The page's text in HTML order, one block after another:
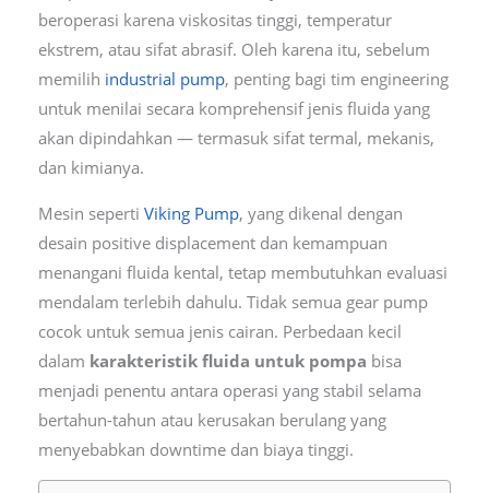
beroperasi karena viskositas tinggi, temperatur
ekstrem, atau sifat abrasif. Oleh karena itu, sebelum
memilih industrial pump, penting bagi tim engineering
untuk menilai secara komprehensif jenis fluida yang
akan dipindahkan — termasuk sifat termal, mekanis,
dan kimianya.
Mesin seperti Viking Pump, yang dikenal dengan
desain positive displacement dan kemampuan
menangani fluida kental, tetap membutuhkan evaluasi
mendalam terlebih dahulu. Tidak semua gear pump
cocok untuk semua jenis cairan. Perbedaan kecil
dalam karakteristik fluida untuk pompa bisa
menjadi penentu antara operasi yang stabil selama
bertahun-tahun atau kerusakan berulang yang
menyebabkan downtime dan biaya tinggi.